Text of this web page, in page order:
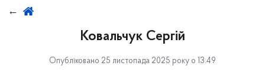
Ковальчук Сергій
Опубліковано 25 листопада 2025 року о 13:49